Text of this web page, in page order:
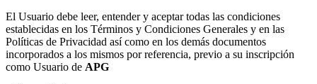
El Usuario debe leer, entender y aceptar todas las condiciones
establecidas en los Términos y Condiciones Generales y en las
Políticas de Privacidad así como en los demás documentos
incorporados a los mismos por referencia, previo a su inscripción
como Usuario de APG